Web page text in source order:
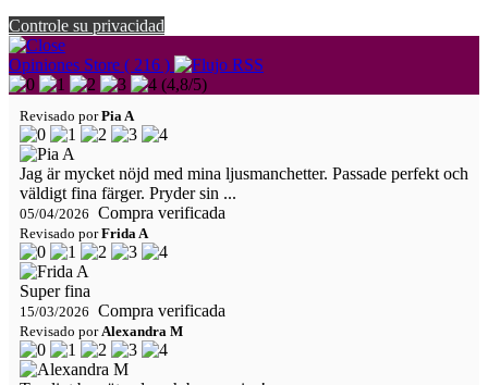
Controle su privacidad
Opiniones Store ( 216 )
(4,8/5)
Revisado porPia A
Jag är mycket nöjd med mina ljusmanchetter. Passade perfekt och
väldigt fina färger. Pryder sin ...
05/04/2026 Compra verificada
Revisado porFrida A
Super fina
15/03/2026 Compra verificada
Revisado porAlexandra M